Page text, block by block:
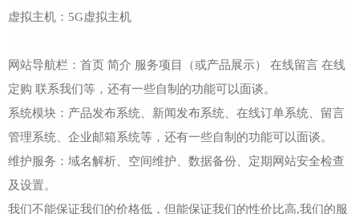
虚拟主机：5G虚拟主机
网站导航栏：首页 简介 服务项目（或产品展示） 在线留言 在线
定购 联系我们等，还有一些自制的功能可以面谈。
系统模块：产品发布系统、新闻发布系统、在线订单系统、留言
管理系统、企业邮箱系统等，还有一些自制的功能可以面谈。
维护服务：域名解析、空间维护、数据备份、定期网站安全检查
及设置。
我们不能保证我们的价格低，但能保证我们的性价比高,我们的服